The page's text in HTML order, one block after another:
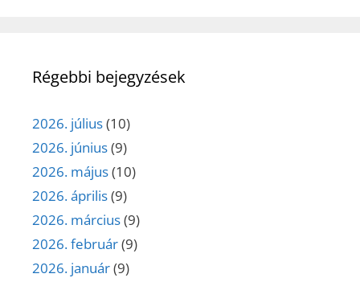
Régebbi bejegyzések
2026. július(10)
2026. június(9)
2026. május(10)
2026. április(9)
2026. március(9)
2026. február(9)
2026. január(9)